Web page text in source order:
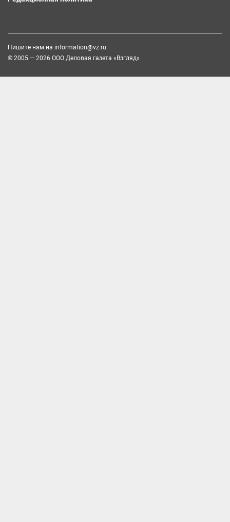
Пишите нам на information@vz.ru
© 2005 — 2026 ООО Деловая газета «Взгляд»